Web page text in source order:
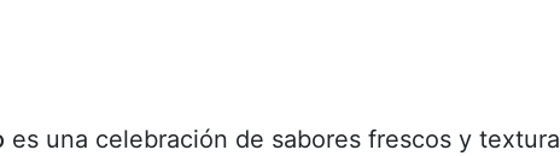
es una celebración de sabores frescos y